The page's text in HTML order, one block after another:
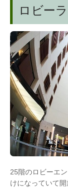
ロビー
25階のロビーエ
けになっていて